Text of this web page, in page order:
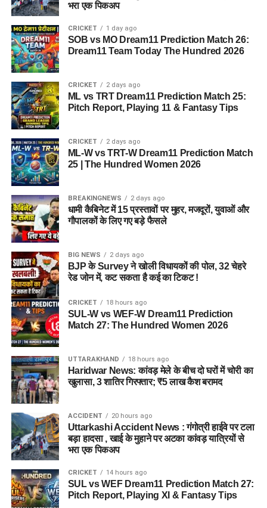
भरा एक पिकअप
CRICKET 1 day ago
SOB vs MO Dream11 Prediction Match 26:
Dream11 Team Today The Hundred 2026
CRICKET 2 days ago
ML vs TRT Dream11 Prediction Match 25:
Pitch Report, Playing 11 & Fantasy Tips
CRICKET 2 days ago
ML-W vs TRT-W Dream11 Prediction Match
25 | The Hundred Women 2026
BREAKINGNEWS 2 days ago
धामी कैबिनेट में 15 प्रस्तावों पर मुहर, मजदूरों, युवाओं और
गौपालकों के लिए गए बड़े फैसले
BIG NEWS 2 days ago
BJP के Survey ने खोली विधायकों की पोल, 32 चेहरे
रेड जोन में, कट सकता है कई का टिकट !
CRICKET 18 hours ago
SUL-W vs WEF-W Dream11 Prediction
Match 27: The Hundred Women 2026
UTTARAKHAND 18 hours ago
Haridwar News: कांवड़ मेले के बीच दो घरों में चोरी का
खुलासा, 3 शातिर गिरफ्तार; ₹5 लाख कैश बरामद
ACCIDENT 20 hours ago
Uttarkashi Accident News : गंगोत्री हाईवे पर टला
बड़ा हादसा , खाई के मुहाने पर अटका कांवड़ यात्रियों से
भरा एक पिकअप
CRICKET 14 hours ago
SUL vs WEF Dream11 Prediction Match 27:
Pitch Report, Playing XI & Fantasy Tips